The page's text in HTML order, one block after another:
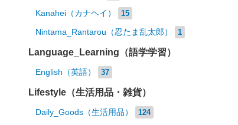
Kanahei（カナヘイ） 15
Nintama_Rantarou（忍たま乱太郎） 1
Language_Learning（語学学習）
English（英語） 37
Lifestyle（生活用品・雑貨）
Daily_Goods（生活用品） 124